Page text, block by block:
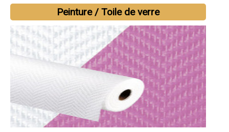
Peinture / Toile de verre